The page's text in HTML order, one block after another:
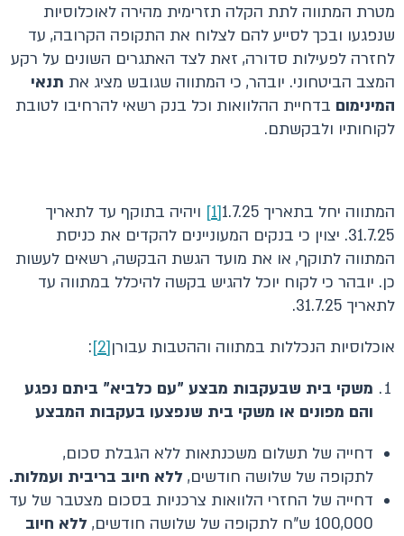
מטרת המתווה לתת הקלה תזרימית מהירה לאוכלוסיות
שנפגעו ובכך לסייע להם לצלוח את התקופה הקרובה, עד
לחזרה לפעילות סדורה, זאת לצד האתגרים השונים על רקע
המצב הביטחוני. יובהר, כי המתווה שגובש מציג את תנאי
המינימום בדחיית ההלוואות וכל בנק רשאי להרחיבו לטובת
לקוחותיו ולבקשתם.
המתווה יחל בתאריך 1.7.25 [1]
ויהיה בתוקף עד לתאריך
31.7.25. יצוין כי בנקים המעוניינים להקדים את כניסת
המתווה לתוקף, או את מועד הגשת הבקשה, רשאים לעשות
כן. יובהר כי לקוח יוכל להגיש בקשה להיכלל במתווה עד
לתאריך 31.7.25.
אוכלוסיות הנכללות במתווה וההטבות עבורן[2]
:
משקי בית שבעקבות מבצע "עם כלביא" ביתם נפגע
והם מפונים או משקי בית שנפצעו בעקבות המבצע
דחייה של תשלום משכנתאות ללא הגבלת סכום,
לתקופה של שלושה חודשים, ללא חיוב בריבית ועמלות.
דחייה של החזרי הלוואות צרכניות בסכום מצטבר של עד
100,000 ש"ח לתקופה של שלושה חודשים,
ללא חיוב